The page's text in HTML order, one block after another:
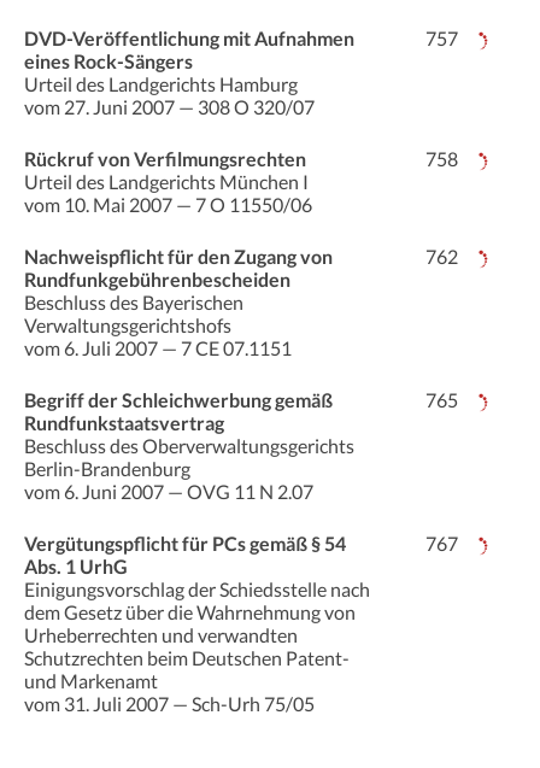
DVD-Veröffentlichung mit Aufnahmen
eines Rock-Sängers
Urteil des Landgerichts Hamburg
vom 27. Juni 2007 — 308 O 320/07
757
Rückruf von Verfilmungsrechten
Urteil des Landgerichts München I
vom 10. Mai 2007 — 7 O 11550/06
758
Nachweispflicht für den Zugang von
Rundfunkgebührenbescheiden
Beschluss des Bayerischen
Verwaltungsgerichtshofs
vom 6. Juli 2007 — 7 CE 07.1151
762
Begriff der Schleichwerbung gemäß
Rundfunkstaatsvertrag
Beschluss des Oberverwaltungsgerichts
Berlin-Brandenburg
vom 6. Juni 2007 — OVG 11 N 2.07
765
Vergütungspflicht für PCs gemäß § 54
Abs. 1 UrhG
Einigungsvorschlag der Schiedsstelle nach
dem Gesetz über die Wahrnehmung von
Urheberrechten und verwandten
Schutzrechten beim Deutschen Patent-
und Markenamt
vom 31. Juli 2007 — Sch-Urh 75/05
767